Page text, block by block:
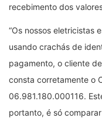
recebimento dos
“Os nossos eletricistas
usando crachás de
pagamento, o cliente
consta corretamente o
06.981.180.000116.
portanto, é só